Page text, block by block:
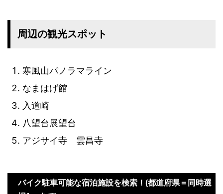
周辺の観光スポット
寒風山パノラマライン
なまはげ館
入道崎
八望台展望台
アジサイ寺 雲昌寺
バイク駐車可能な宿泊施設を検索！(都道府県＝同時選